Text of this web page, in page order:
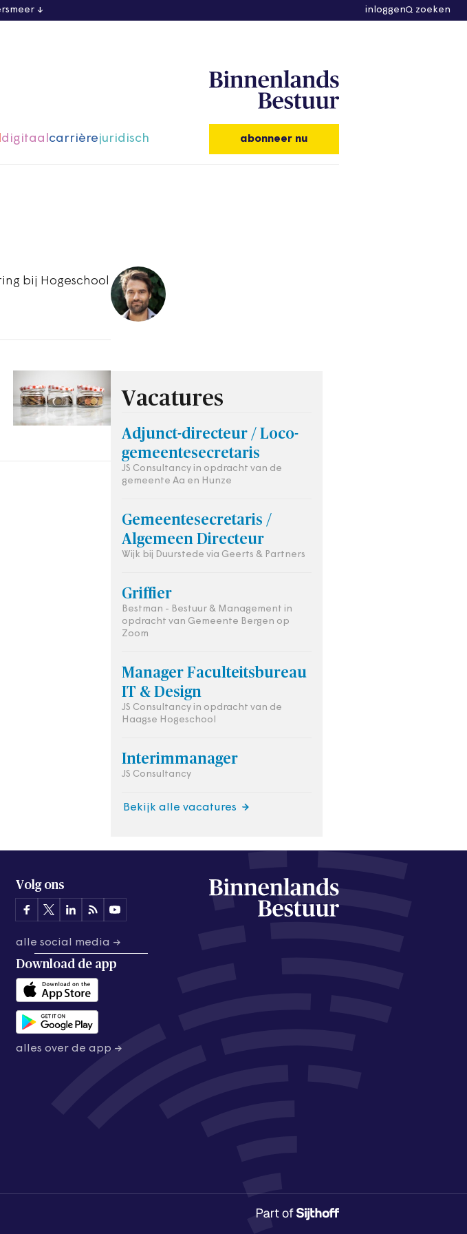
meer inloggen zoeken
digitaalcarrièrejuridisch abonneer nu
bij Hogeschool
Vacatures
Adjunct-directeur / Loco-
gemeentesecretaris
JS Consultancy in opdracht van de
gemeente Aa en Hunze
Gemeentesecretaris /
Algemeen Directeur
Wijk bij Duurstede via Geerts & Partners
Griffier
Bestman - Bestuur & Management in
opdracht van Gemeente Bergen op
Zoom
Manager Faculteitsbureau
IT & Design
JS Consultancy in opdracht van de
Haagse Hogeschool
Interimmanager
JS Consultancy
Bekijk alle vacatures
Volg ons
alle social media →
Download de app
alles over de app →